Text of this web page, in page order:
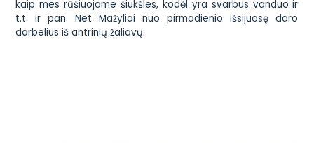
kaip mes rūšiuojame šiukšles, kodėl yra svarbus vanduo ir
t.t. ir pan. Net Mažyliai nuo pirmadienio išsijuosę daro
darbelius iš antrinių žaliavų: